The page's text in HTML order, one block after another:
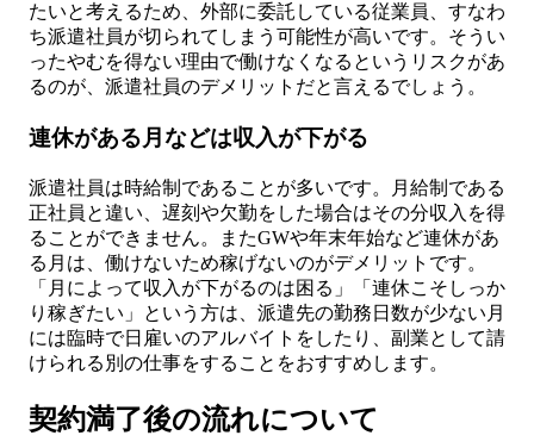
たいと考えるため、外部に委託している従業員、すなわ
ち派遣社員が切られてしまう可能性が高いです。そうい
ったやむを得ない理由で働けなくなるというリスクがあ
るのが、派遣社員のデメリットだと言えるでしょう。
連休がある月などは収入が下がる
派遣社員は時給制であることが多いです。月給制である
正社員と違い、遅刻や欠勤をした場合はその分収入を得
ることができません。またGWや年末年始など連休があ
る月は、働けないため稼げないのがデメリットです。
「月によって収入が下がるのは困る」「連休こそしっか
り稼ぎたい」という方は、派遣先の勤務日数が少ない月
には臨時で日雇いのアルバイトをしたり、副業として請
けられる別の仕事をすることをおすすめします。
契約満了後の流れについて